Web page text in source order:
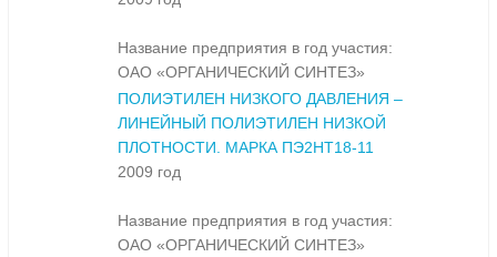
Название предприятия в год участия:
ОАО «ОРГАНИЧЕСКИЙ СИНТЕЗ»
ПОЛИЭТИЛЕН НИЗКОГО ДАВЛЕНИЯ –
ЛИНЕЙНЫЙ ПОЛИЭТИЛЕН НИЗКОЙ
ПЛОТНОСТИ. МАРКА ПЭ2НТ18-11
2009 год
Название предприятия в год участия:
ОАО «ОРГАНИЧЕСКИЙ СИНТЕЗ»